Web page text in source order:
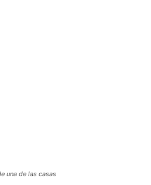
una de las casas